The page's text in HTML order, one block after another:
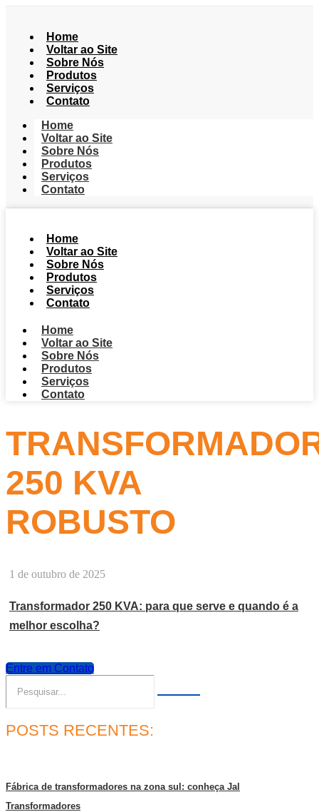
Home
Voltar ao Site
Sobre Nós
Produtos
Serviços
Contato
Home
Voltar ao Site
Sobre Nós
Produtos
Serviços
Contato
Home
Voltar ao Site
Sobre Nós
Produtos
Serviços
Contato
Home
Voltar ao Site
Sobre Nós
Produtos
Serviços
Contato
250 KVA
ROBUSTO
1 de outubro de 2025
Transformador 250 KVA: para que serve e quando é a
melhor escolha?
Entre em Contato
POSTS RECENTES:
Fábrica de transformadores na zona sul: conheça Jal
Transformadores